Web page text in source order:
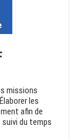
missions
les
afin de
du temps